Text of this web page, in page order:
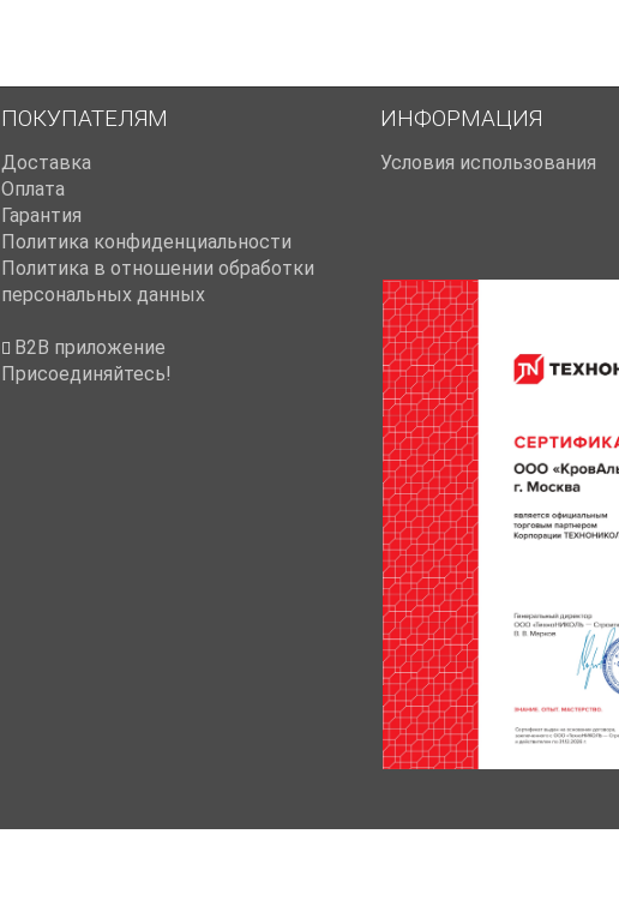
ПОКУПАТЕЛЯМ
Доставка
Оплата
Гарантия
Политика конфиденциальности
Политика в отношении обработки
персональных данных
B2B приложение
Присоединяйтесь!
ИНФОРМАЦИЯ
Условия использования